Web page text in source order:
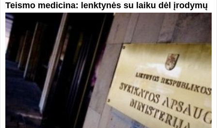
Teismo medicina: lenktynės su laiku dėl įrodymų